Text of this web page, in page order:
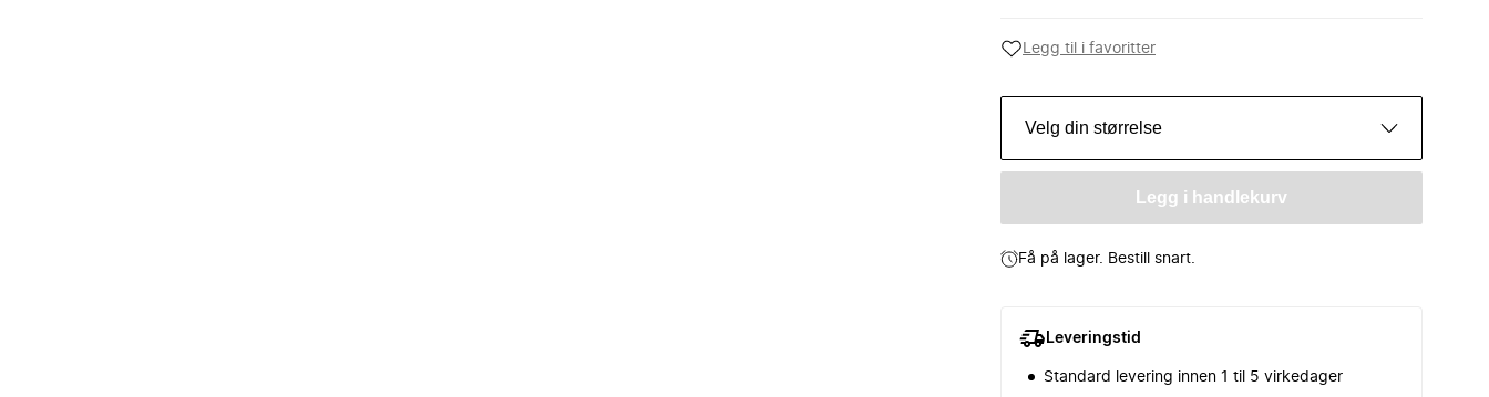
Legg til i favoritter
Velg din størrelse
Legg i handlekurv
Få på lager. Bestill snart.
Leveringstid
Standard levering innen 1 til 5 virkedager